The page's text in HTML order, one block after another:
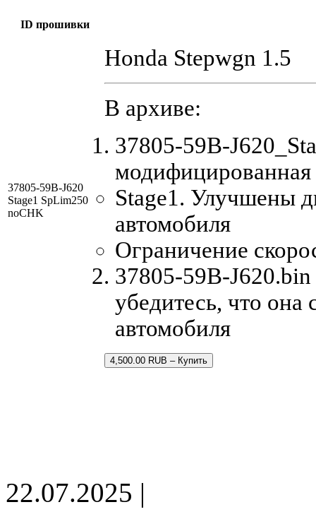
ID прошивки
37805-59B-J620
Stage1 SpLim250
noCHK
Honda Stepwgn 1.5
В архиве:
37805-59B-
Stage1. Улучшены
автомобиля
Ограничение
37805-59B-J620.bin
убедитесь, что она
автомобиля
4,500.00 RUB – Купить
22.07.2025 |